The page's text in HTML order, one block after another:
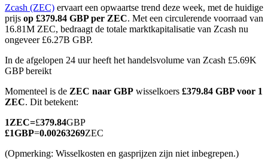
COIN-M-futures
Cryptocurrency-futures
TradFi
Derivaten voor aandelen, forex, edelmetalen en grondstoffen
Zcash (ZEC) ervaart een opwaartse trend deze week, met de huidige
prijs op £379.84 GBP per ZEC. Met een circulerende voorraad van
16.81M ZEC, bedraagt de totale marktkapitalisatie van Zcash nu
ongeveer £6.27B GBP.
In de afgelopen 24 uur heeft het handelsvolume van Zcash £5.69K
GBP bereikt
Momenteel is de ZEC naar GBP wisselkoers £379.84 GBP voor 1
ZEC. Dit betekent:
1ZEC=£379.84GBP
£1GBP=0.00263269ZEC
(Opmerking: Wisselkosten en gasprijzen zijn niet inbegrepen.)